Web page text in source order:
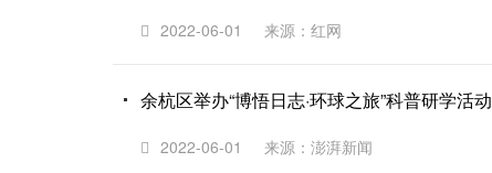
2022-06-01 来源：红网
余杭区举办“博悟日志·环球之旅”科普研学活动
2022-06-01 来源：澎湃新闻